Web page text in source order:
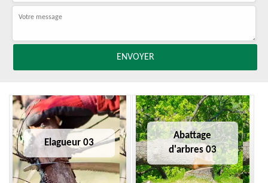
Elagueur 03
Abattage
d'arbres 03